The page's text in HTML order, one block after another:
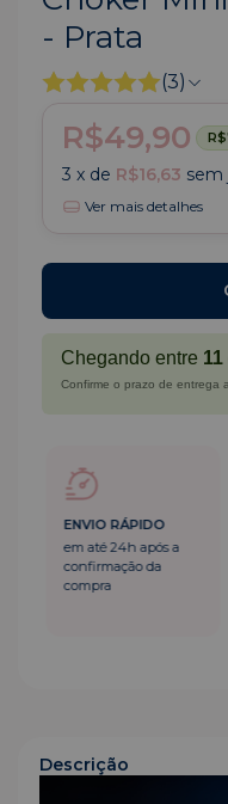
- Prata
(3)
R$49,90
3 x de R$16,63 sem
Ver mais detalhes
Chegando entre
Confirme o prazo de entrega
ENVIO RÁPIDO
em até 24h após a
confirmação da
compra
Descrição